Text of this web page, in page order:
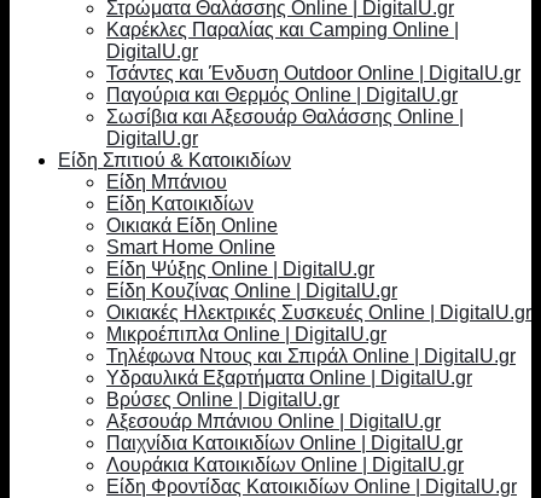
Στρώματα Θαλάσσης Online | DigitalU.gr
Καρέκλες Παραλίας και Camping Online |
DigitalU.gr
Τσάντες και Ένδυση Outdoor Online | DigitalU.gr
Παγούρια και Θερμός Online | DigitalU.gr
Σωσίβια και Αξεσουάρ Θαλάσσης Online |
DigitalU.gr
Είδη Σπιτιού & Κατοικιδίων
Είδη Μπάνιου
Είδη Κατοικιδίων
Οικιακά Είδη Online
Smart Home Online
Είδη Ψύξης Online | DigitalU.gr
Είδη Κουζίνας Online | DigitalU.gr
Οικιακές Ηλεκτρικές Συσκευές Online | DigitalU.gr
Μικροέπιπλα Online | DigitalU.gr
Τηλέφωνα Ντους και Σπιράλ Online | DigitalU.gr
Υδραυλικά Εξαρτήματα Online | DigitalU.gr
Βρύσες Online | DigitalU.gr
Αξεσουάρ Μπάνιου Online | DigitalU.gr
Παιχνίδια Κατοικιδίων Online | DigitalU.gr
Λουράκια Κατοικιδίων Online | DigitalU.gr
Είδη Φροντίδας Κατοικιδίων Online | DigitalU.gr